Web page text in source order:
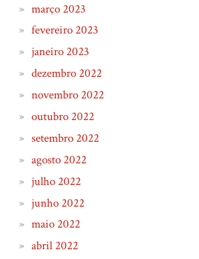
março 2023
fevereiro 2023
janeiro 2023
dezembro 2022
novembro 2022
outubro 2022
setembro 2022
agosto 2022
julho 2022
junho 2022
maio 2022
abril 2022